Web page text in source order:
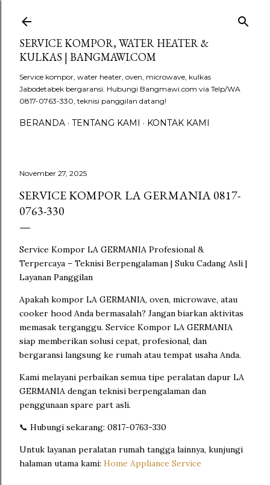
SERVICE KOMPOR, WATER HEATER &
KULKAS | BANGMAWI.COM
Service kompor, water heater, oven, microwave, kulkas
Jabodetabek bergaransi. Hubungi Bangmawi.com via Telp/WA
0817-0763-330, teknisi panggilan datang!
BERANDA TENTANG KAMI KONTAK KAMI
November 27, 2025
SERVICE KOMPOR LA GERMANIA 0817-
0763-330
Service Kompor LA GERMANIA Profesional &
Terpercaya – Teknisi Berpengalaman | Suku Cadang Asli |
Layanan Panggilan
Apakah kompor LA GERMANIA, oven, microwave, atau
cooker hood Anda bermasalah? Jangan biarkan aktivitas
memasak terganggu. Service Kompor LA GERMANIA
siap memberikan solusi cepat, profesional, dan
bergaransi langsung ke rumah atau tempat usaha Anda.
Kami melayani perbaikan semua tipe peralatan dapur LA
GERMANIA dengan teknisi berpengalaman dan
penggunaan spare part asli.
📞 Hubungi sekarang: 0817-0763-330
Untuk layanan peralatan rumah tangga lainnya, kunjungi
halaman utama kami: Home Appliance Service